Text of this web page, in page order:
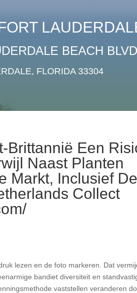
BEACH
FLORIDA 33304
Brittannië Een
Naast Planten
Markt, Inclusief De
Collect
lezen en de foto markeren. Dat
bandiet diversiteit en
vaststellen veranderen